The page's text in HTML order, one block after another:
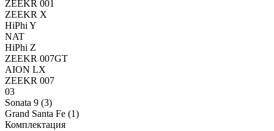
ZEEKR 001
ZEEKR X
HiPhi Y
NAT
HiPhi Z
ZEEKR 007GT
AION LX
ZEEKR 007
03
Sonata 9 (3)
Grand Santa Fe (1)
Комплектация